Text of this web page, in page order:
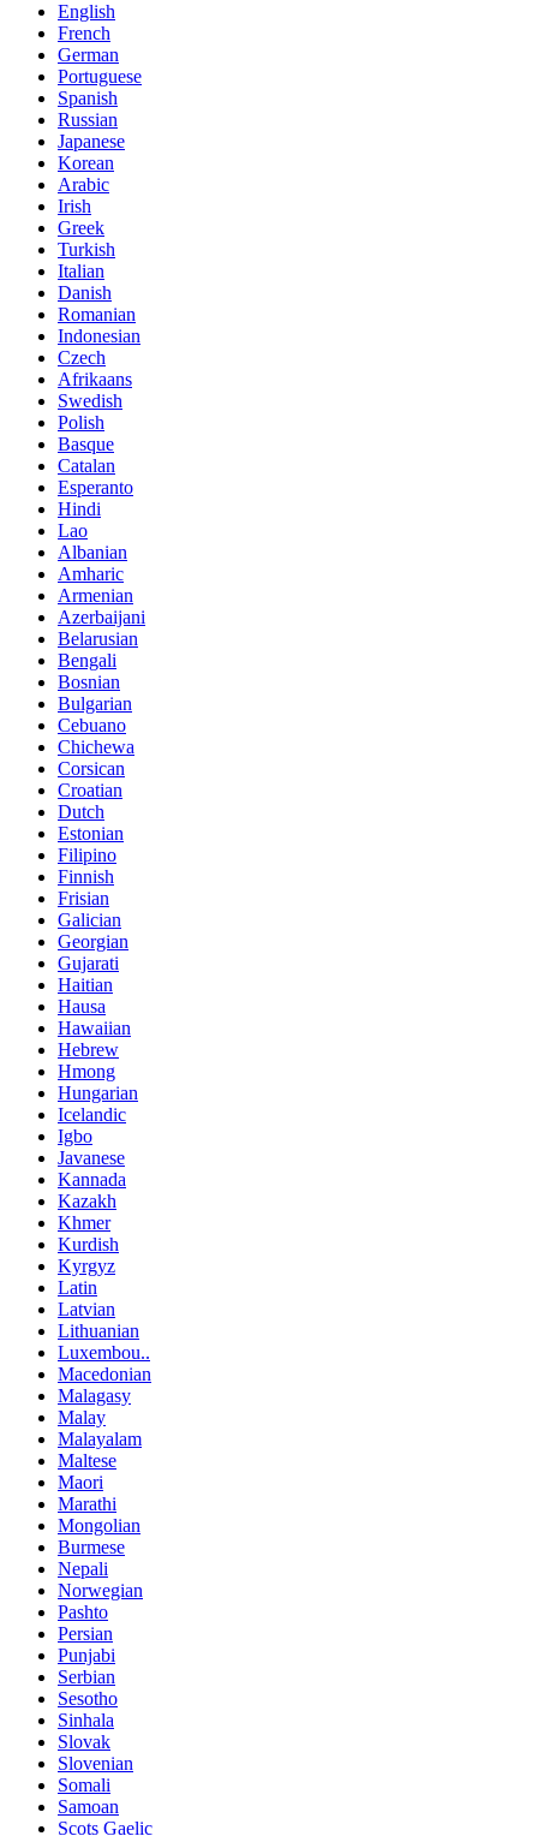
English
French
German
Portuguese
Spanish
Russian
Japanese
Korean
Arabic
Irish
Greek
Turkish
Italian
Danish
Romanian
Indonesian
Czech
Afrikaans
Swedish
Polish
Basque
Catalan
Esperanto
Hindi
Lao
Albanian
Amharic
Armenian
Azerbaijani
Belarusian
Bengali
Bosnian
Bulgarian
Cebuano
Chichewa
Corsican
Croatian
Dutch
Estonian
Filipino
Finnish
Frisian
Galician
Georgian
Gujarati
Haitian
Hausa
Hawaiian
Hebrew
Hmong
Hungarian
Icelandic
Igbo
Javanese
Kannada
Kazakh
Khmer
Kurdish
Kyrgyz
Latin
Latvian
Lithuanian
Luxembou..
Macedonian
Malagasy
Malay
Malayalam
Maltese
Maori
Marathi
Mongolian
Burmese
Nepali
Norwegian
Pashto
Persian
Punjabi
Serbian
Sesotho
Sinhala
Slovak
Slovenian
Somali
Samoan
Scots Gaelic